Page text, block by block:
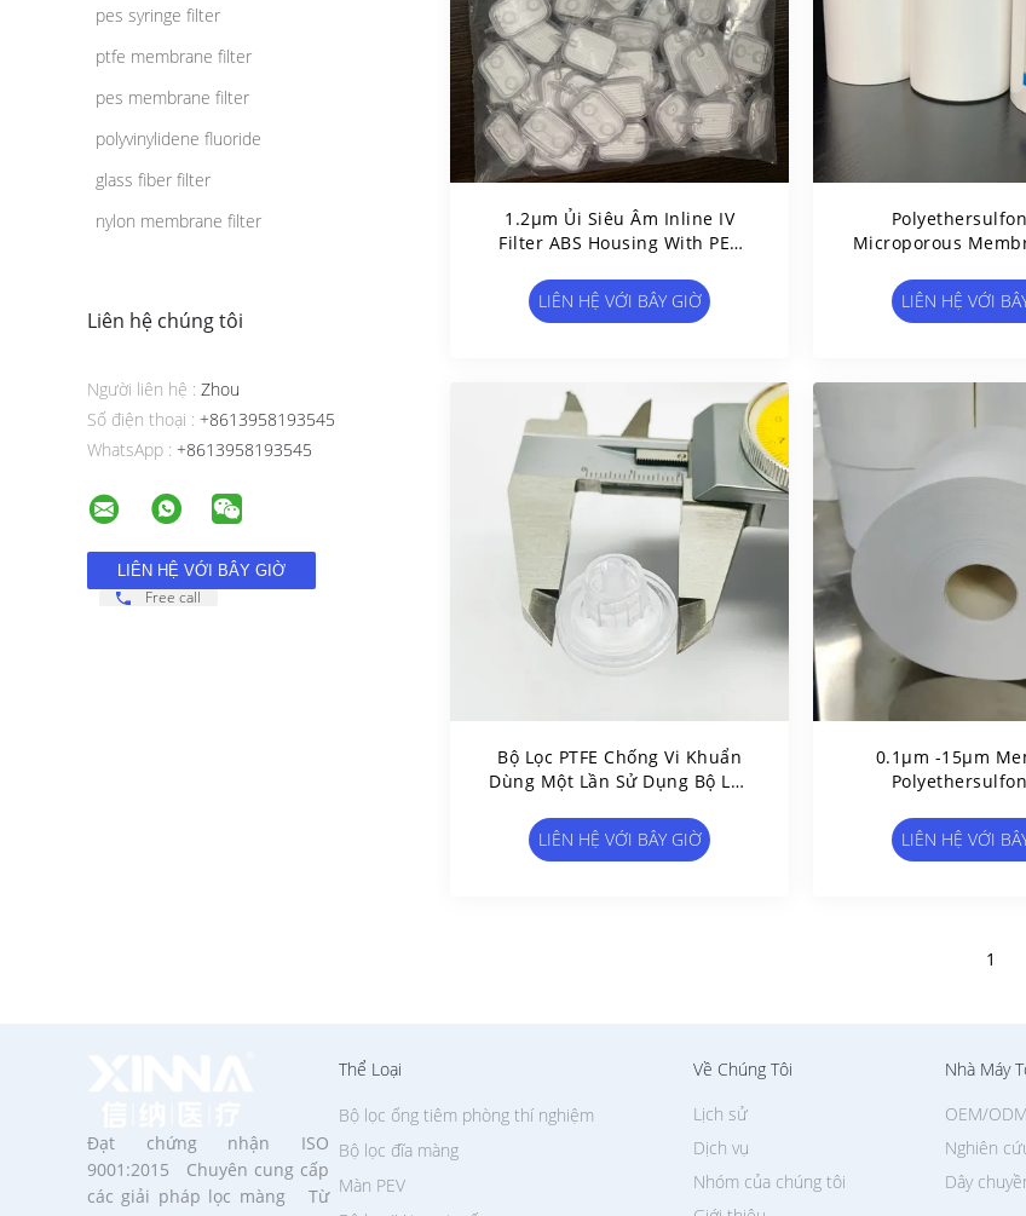
pes syringe filter
ptfe membrane filter
pes membrane filter
polyvinylidene fluoride
glass fiber filter
nylon membrane filter
Liên hệ chúng tôi
Người liên hệ : Zhou
Số điện thoại : +8613958193545
WhatsApp : +8613958193545
Free call
1.2μm Ủi Siêu Âm Inline IV
Filter ABS Housing With PES
LIÊN HỆ VỚI BÂY GIỜ
Microporous
LIÊN HỆ VỚI
Bộ Lọc PTFE Chống Vi Khuẩn
Dùng Một Lần Sử Dụng Bộ Lọc
Luer
LIÊN HỆ VỚI BÂY GIỜ
0.1μm -15μm
PET
LIÊN HỆ VỚI
1
Đạt chứng nhận ISO
9001:2015 Chuyên cung cấp
các giải pháp lọc màng Từ
Thể Loại
Bộ lọc ống tiêm phòng thí nghiệm
Bộ lọc đĩa màng
Màn PEV
Về Chúng Tôi
Lịch sử
Dịch vụ
Nhóm của chúng tôi
Nhà Máy
Dây
OEM/ODM
Nghiên